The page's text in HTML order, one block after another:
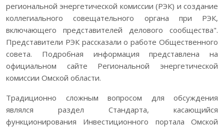
региональной энергетической комиссии (РЭК) и создание
коллегиального совещательного органа при РЭК,
включающего представителей делового сообщества".
Представители РЭК рассказали о работе Общественного
совета. Подробная информация представлена на
официальном сайте Региональной энергетической
комиссии Омской области.
Традиционно сложным вопросом для обсуждения
являлся раздел Стандарта, касающийся
функционирования Инвестиционного портала Омской